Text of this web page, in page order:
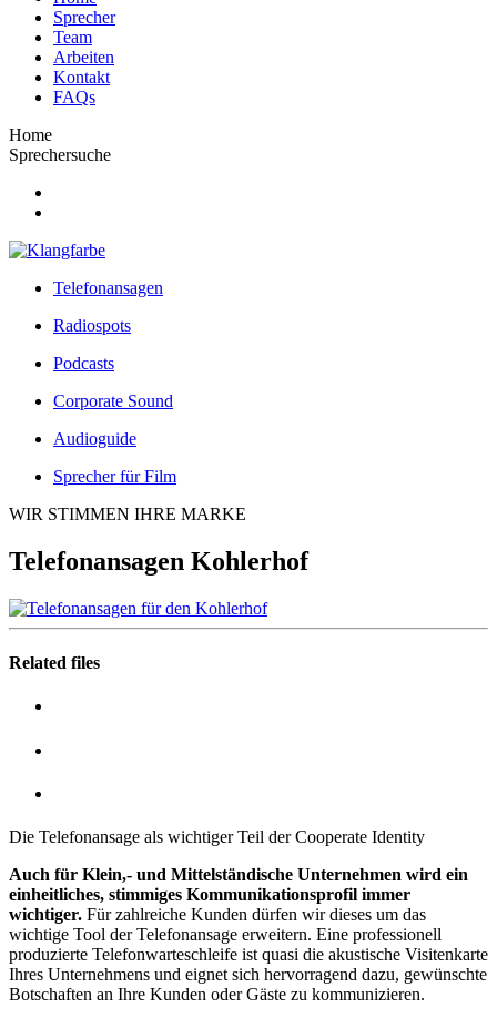
Sprecher
Team
Arbeiten
Kontakt
FAQs
Home
Sprechersuche
Telefonansagen
Radiospots
Podcasts
Corporate Sound
Audioguide
Sprecher für Film
WIR STIMMEN IHRE MARKE
Telefonansagen Kohlerhof
Related files
Die Telefonansage als wichtiger Teil der Cooperate Identity
Auch für Klein,- und Mittelständische Unternehmen wird ein
einheitliches, stimmiges Kommunikationsprofil immer
wichtiger. Für zahlreiche Kunden dürfen wir dieses um das
wichtige Tool der Telefonansage erweitern. Eine professionell
produzierte Telefonwarteschleife ist quasi die akustische Visitenkarte
Ihres Unternehmens und eignet sich hervorragend dazu, gewünschte
Botschaften an Ihre Kunden oder Gäste zu kommunizieren.